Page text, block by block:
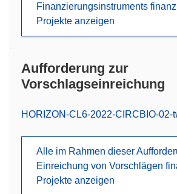
Finanzierungsinstruments
Projekte anzeigen
Aufforderung zur
Vorschlagseinreichung
(öffnet
Fenster)
HORIZON-CL6-2022-CIRCBIO-02-
Alle im Rahmen dieser
Einreichung von Vorschlägen
Projekte anzeigen